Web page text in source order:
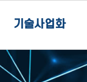
기술사업화